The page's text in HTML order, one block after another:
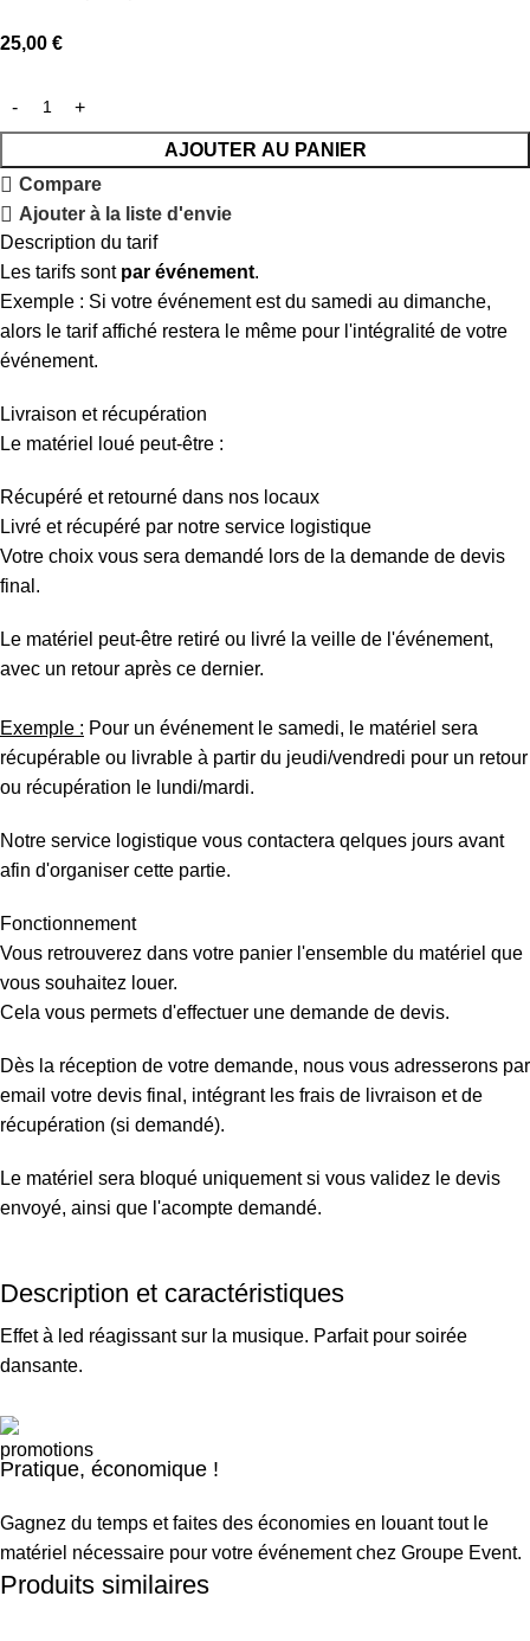
25,00 €
AJOUTER AU PANIER
Compare
Ajouter à la liste d'envie
Description du tarif
Les tarifs sont par événement.
Exemple : Si votre événement est du samedi au dimanche,
alors le tarif affiché restera le même pour l'intégralité de votre
événement.
Livraison et récupération
Le matériel loué peut-être :
Récupéré et retourné dans nos locaux
Livré et récupéré par notre service logistique
Votre choix vous sera demandé lors de la demande de devis
final.
Le matériel peut-être retiré ou livré la veille de l'événement,
avec un retour après ce dernier.
Exemple : Pour un événement le samedi, le matériel sera
récupérable ou livrable à partir du jeudi/vendredi pour un retour
ou récupération le lundi/mardi.
Notre service logistique vous contactera qelques jours avant
afin d'organiser cette partie.
Fonctionnement
Vous retrouverez dans votre panier l'ensemble du matériel que
vous souhaitez louer.
Cela vous permets d'effectuer une demande de devis.
Dès la réception de votre demande, nous vous adresserons par
email votre devis final, intégrant les frais de livraison et de
récupération (si demandé).
Le matériel sera bloqué uniquement si vous validez le devis
envoyé, ainsi que l'acompte demandé.
Description et caractéristiques
Effet à led réagissant sur la musique. Parfait pour soirée
dansante.
Pratique, économique !
Gagnez du temps et faites des économies en louant tout le
matériel nécessaire pour votre événement chez Groupe Event.
Produits similaires